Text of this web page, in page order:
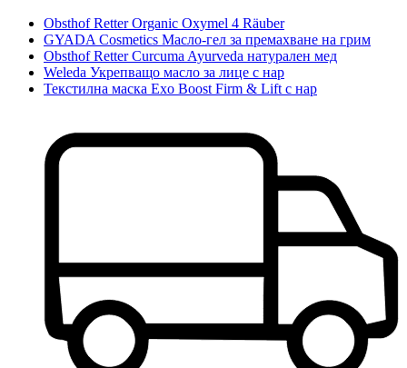
Obsthof Retter Organic Oxymel 4 Räuber
GYADA Cosmetics Масло-гел за премахване на грим
Obsthof Retter Curcuma Ayurveda натурален мед
Weleda Укрепващо масло за лице с нар
Текстилна маска Exo Boost Firm & Lift с нар